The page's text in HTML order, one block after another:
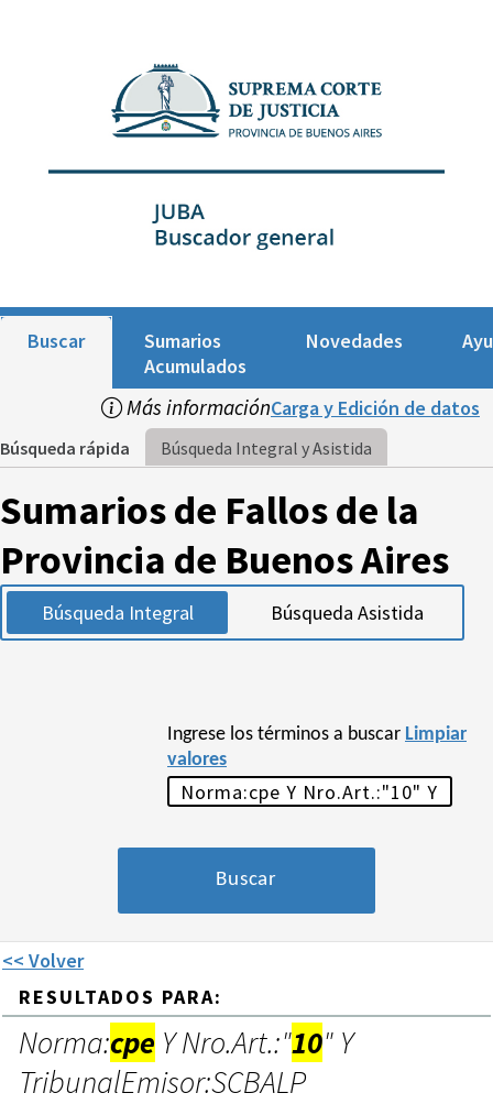
Buscar
Sumarios
Acumulados
Novedades
Más informaciónCarga y Edición de datos
Búsqueda rápida Búsqueda Integral y Asistida
Sumarios de Fallos de la
Provincia de Buenos Aires
Búsqueda Integral Búsqueda Asistida
Ingrese los términos a buscar Limpiar
valores
<< Volver
RESULTADOS PARA:
Norma:cpe Y Nro.Art.:"10" Y
TribunalEmisor:SCBALP